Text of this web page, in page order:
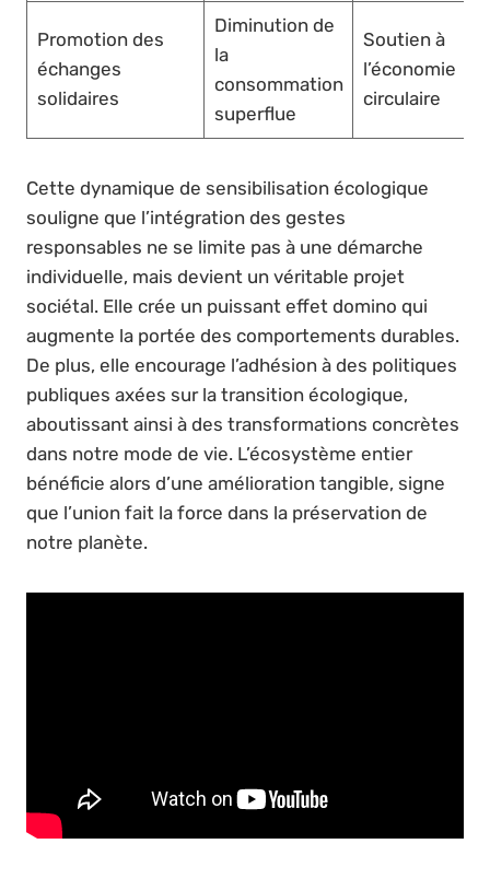
Promotion des
échanges
solidaires
Diminution de
la
consommation
superflue
Soutien à
l’économie
circulaire
Cette dynamique de sensibilisation écologique
souligne que l’intégration des gestes
responsables ne se limite pas à une démarche
individuelle, mais devient un véritable projet
sociétal. Elle crée un puissant effet domino qui
augmente la portée des comportements durables.
De plus, elle encourage l’adhésion à des politiques
publiques axées sur la transition écologique,
aboutissant ainsi à des transformations concrètes
dans notre mode de vie. L’écosystème entier
bénéficie alors d’une amélioration tangible, signe
que l’union fait la force dans la préservation de
notre planète.